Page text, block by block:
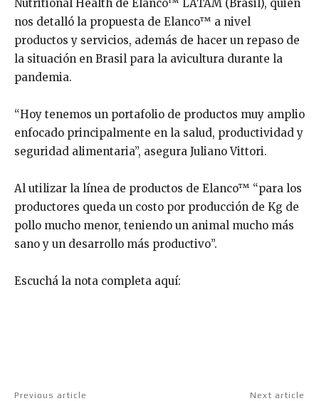
Nutritional Health de Elanco™ LATAM (Brasil), quién
nos detalló la propuesta de Elanco™ a nivel
productos y servicios, además de hacer un repaso de
la situación en Brasil para la avicultura durante la
pandemia.
“Hoy tenemos un portafolio de productos muy amplio
enfocado principalmente en la salud, productividad y
seguridad alimentaria”, asegura Juliano Vittori.
Al utilizar la línea de productos de Elanco™ “para los
productores queda un costo por producción de Kg de
pollo mucho menor, teniendo un animal mucho más
sano y un desarrollo más productivo”.
Escuchá la nota completa aquí:
Previous article Next article